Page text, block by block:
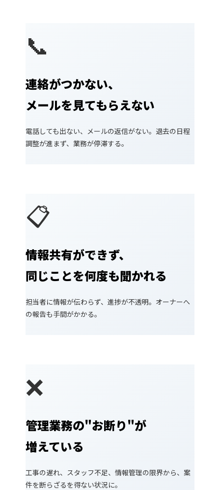
📞
連絡がつかない、
メールを見てもらえない
電話しても出ない、メールの返信がない。退去の日程
調整が進まず、業務が停滞する。
📋
情報共有ができず、
同じことを何度も聞かれる
担当者に情報が伝わらず、進捗が不透明。オーナーへ
の報告も手間がかかる。
❌
管理業務の"お断り"が
増えている
工事の遅れ、スタッフ不足、情報管理の限界から、案
件を断らざるを得ない状況に。